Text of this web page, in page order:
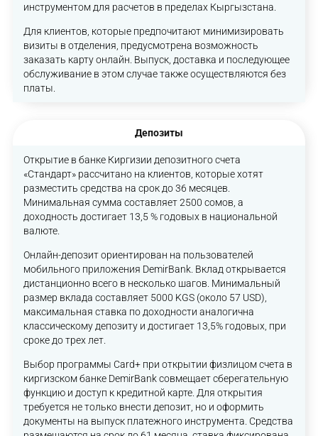
инструментом для расчетов в пределах Кыргызстана.
Для клиентов, которые предпочитают минимизировать
визиты в отделения, предусмотрена возможность
заказать карту онлайн. Выпуск, доставка и последующее
обслуживание в этом случае также осуществляются без
платы.
Депозиты
Открытие в банке Киргизии депозитного счета
«Стандарт» рассчитано на клиентов, которые хотят
разместить средства на срок до 36 месяцев.
Минимальная сумма составляет 2500 сомов, а
доходность достигает 13,5 % годовых в национальной
валюте.
Онлайн-депозит ориентирован на пользователей
мобильного приложения DemirBank. Вклад открывается
дистанционно всего в несколько шагов. Минимальный
размер вклада составляет 5000 KGS (около 57 USD),
максимальная ставка по доходности аналогична
классическому депозиту и достигает 13,5% годовых, при
сроке до трех лет.
Выбор программы Card+ при открытии физлицом счета в
киргизском банке DemirBank совмещает сберегательную
функцию и доступ к кредитной карте. Для открытия
требуется не только внести депозит, но и оформить
документы на выпуск платежного инструмента. Средства